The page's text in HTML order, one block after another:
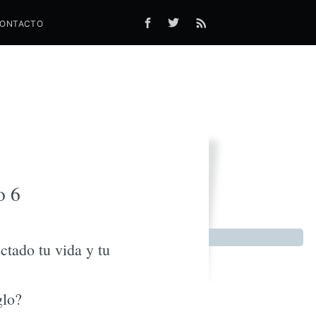
6
tu vida y tu